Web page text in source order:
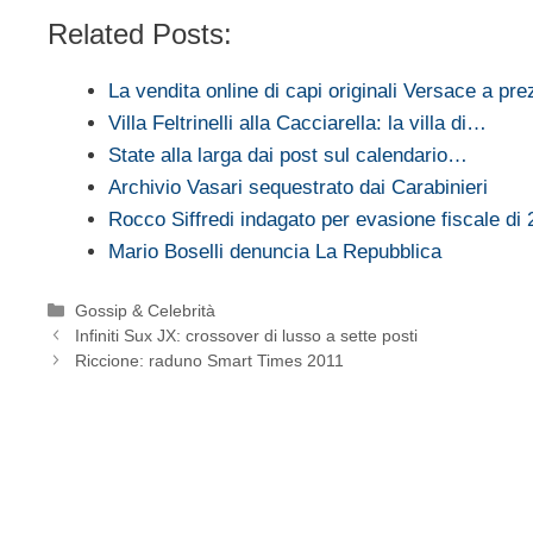
Related Posts:
La vendita online di capi originali Versace a
Villa Feltrinelli alla Cacciarella: la villa di…
State alla larga dai post sul calendario…
Archivio Vasari sequestrato dai Carabinieri
Rocco Siffredi indagato per evasione fiscale di
Mario Boselli denuncia La Repubblica
Categorie
Gossip & Celebrità
Infiniti Sux JX: crossover di lusso a sette posti
Riccione: raduno Smart Times 2011